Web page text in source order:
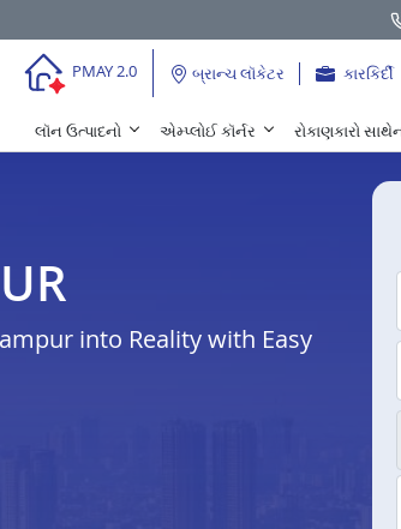
PMAY 2.0 બ્રાન્ચ લૉકેટર કારકિર્દી
લૉન ઉત્પાદનો એમ્પ્લોઈ કૉર્નર રોકાણકારો
into Reality with Easy